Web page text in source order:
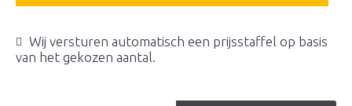
Wij versturen automatisch een prijsstaffel op basis
van het gekozen aantal.